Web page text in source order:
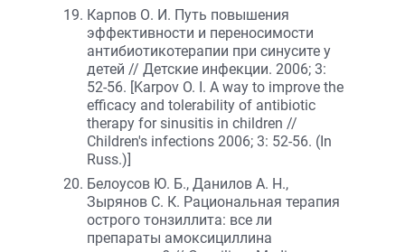
Карпов О. И. Путь повышения
эффективности и переносимости
антибиотикотерапии при синусите у
детей // Детские инфекции. 2006; 3:
52-56. [Karpov O. I. A way to improve the
efficacy and tolerability of antibiotic
therapy for sinusitis in children //
Children's infections 2006; 3: 52-56. (In
Russ.)]
Белоусов Ю. Б., Данилов А. Н.,
Зырянов С. К. Рациональная терапия
острого тонзиллита: все ли
препараты амоксициллина